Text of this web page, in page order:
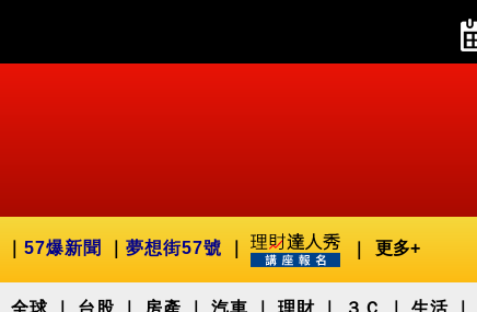
57爆新聞 夢想街57號 更多+
全球 台股 房產 汽車 理財 ３Ｃ 生活